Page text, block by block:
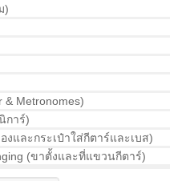
)
& Metronomes)
การ์)
งและกระเป๋าใส่กีตาร์และเบส)
(ขาตั้งและที่แขวนกีตาร์)